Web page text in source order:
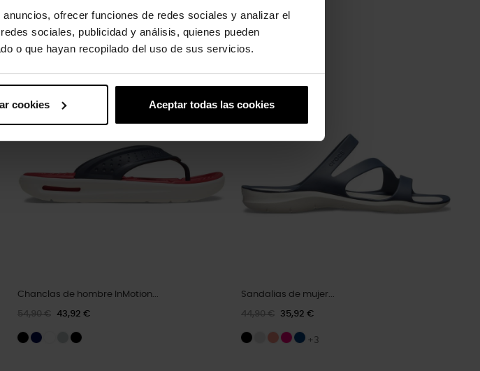
ofrecer funciones de redes sociales y analizar el
sociales, publicidad y análisis, quienes pueden
o que hayan recopilado del uso de sus servicios.
cookies Aceptar todas las cookies
comprado:
-20%
Chanclas de hombre InMotion...
54,90 € 43,92 €
Sandalias de mujer...
44,90 € 35,92 €
+3